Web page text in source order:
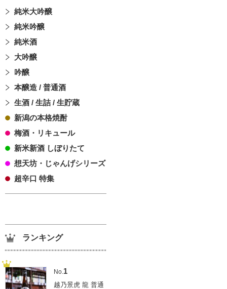
純米大吟醸
純米吟醸
純米酒
大吟醸
吟醸
本醸造 / 普通酒
生酒 / 生詰 / 生貯蔵
新潟の本格焼酎
梅酒・リキュール
新米新酒 しぼりたて
想天坊・じゃんげシリーズ
超辛口 特集
ランキング
No.1
越乃景虎 龍 普通